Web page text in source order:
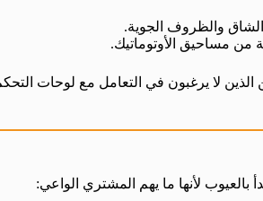
والظروف الجوية.
من مساحيق الأوتوماتيك.
الذين لا يرغبون في التعامل مع لوحات
بالعيوب لأنها ما يهم المشتري الواعي: